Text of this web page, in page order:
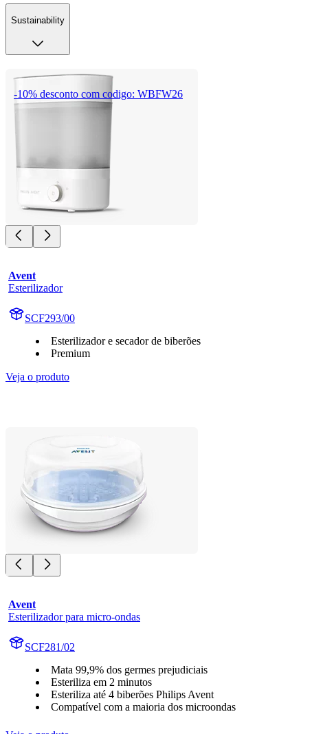
Sustainability
-10% desconto com codigo: WBFW26
Avent
Esterilizador
SCF293/00
Esterilizador e secador de biberões
Premium
Veja o produto
Avent
Esterilizador para micro-ondas
SCF281/02
Mata 99,9% dos germes prejudiciais
Esteriliza em 2 minutos
Esteriliza até 4 biberões Philips Avent
Compatível com a maioria dos microondas